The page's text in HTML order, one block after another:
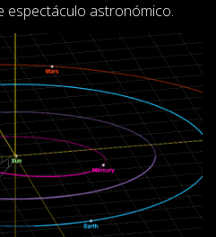
espectáculo astronómico.